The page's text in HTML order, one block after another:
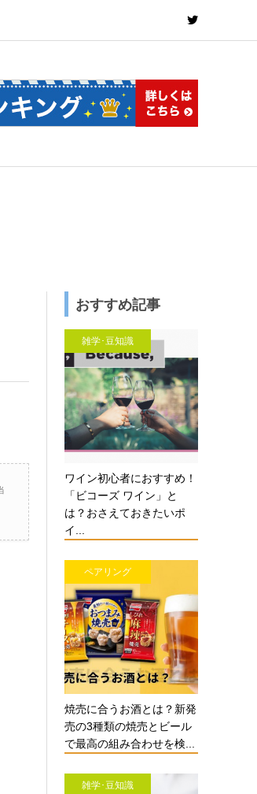
おすすめ記事
雑学･豆知識
ワイン初心者におすすめ！
「ビコーズ ワイン」と
は？おさえておきたいポ
イ...
ペアリング
焼売に合うお酒とは？新発
売の3種類の焼売とビール
で最高の組み合わせを検...
雑学･豆知識